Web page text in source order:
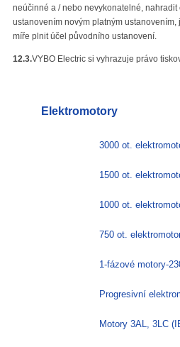
neúčinné a / nebo nevykonatelné,
ustanovením novým platným
míře plnit účel původního ustanovení.
12.3.VYBO Electric si vyhrazuje právo
Elektromotory
3000 ot.
1500 ot.
1000 ot.
750 ot.
1-fázové motory-
Progresivní
Motory 3AL, 3LC